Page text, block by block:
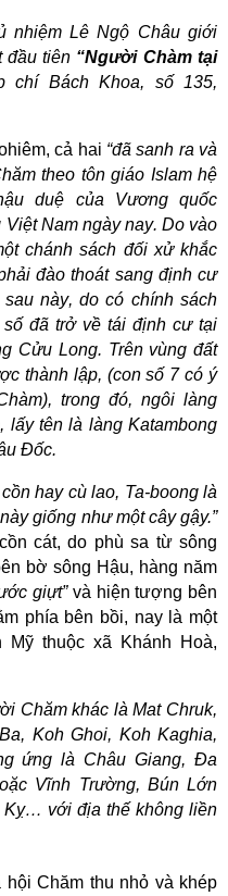
nhiệm Lê Ngộ Châu giới
đầu tiên “Người Chàm tại
chí Bách Khoa, số 135,
cả hai “đã sanh ra và
theo tôn giáo Islam hệ
duệ của Vương quốc
Việt Nam ngày nay. Do vào
chánh sách đối xử khắc
đào thoát sang định cư
sau này, do có chính sách
số đã trở về tái định cư tại
Cửu Long. Trên vùng đất
thành lập, (con số 7 có ý
), trong đó, ngôi làng
tên là làng Katambong
Đốc.
hay cù lao, Ta-boong là
giống như một cây gậy.”
cát, do phù sa từ sông
bờ sông Hậu, hàng năm
giựt”và hiện tượng bên
phía bên bồi, nay là một
thuộc xã Khánh Hoà,
Chăm khác là Mat Chruk,
Koh Ghoi, Koh Kaghia,
ứng là Châu Giang, Đa
Vĩnh Trường, Bún Lớn
với địa thế không liền
hội Chăm thu nhỏ và khép